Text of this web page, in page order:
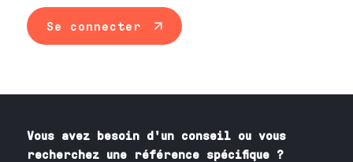
Se connecter
Vous avez besoin d'un conseil ou vous
recherchez une référence spécifique ?